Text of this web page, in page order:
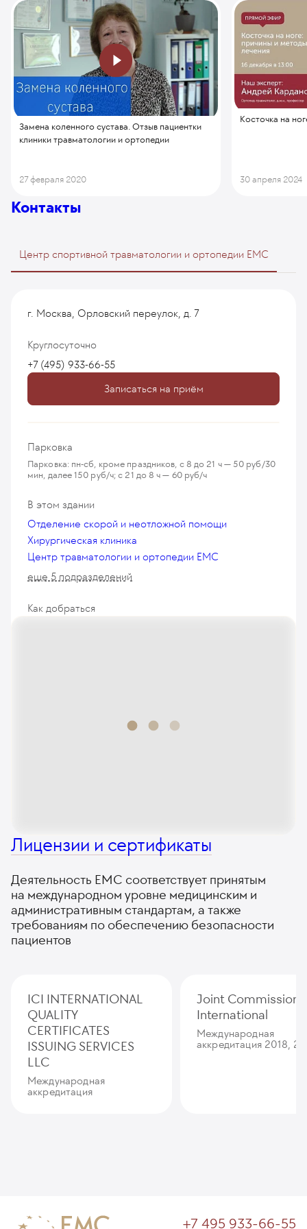
Замена коленного сустава. Отзыв пациентки
клиники травматологии и ортопедии
27 февраля 2020
Косточка на
30 апреля 2024
Контакты
Центр спортивной травматологии и ортопедии EMC
г. Москва, Орловский переулок, д. 7
Круглосуточно
+7 (495) 933-66-55
Записаться на приём
Парковка
Парковка: пн-сб, кроме праздников, с 8 до 21 ч — 50 руб/30
мин, далее 150 руб/ч; с 21 до 8 ч — 60 руб/ч
В этом здании
Отделение скорой и неотложной помощи
Хирургическая клиника
Центр травматологии и ортопедии EMC
еще 5 подразделений
Как добраться
Лицензии и сертификаты
Деятельность ЕМС соответствует принятым
на международном уровне медицинским и
административным стандартам, а также
требованиям по обеспечению безопасности
пациентов
ICI INTERNATIONAL
QUALITY
CERTIFICATES
ISSUING SERVICES
LLC
Международная
аккредитация
Joint Commission
International
Международная
аккредитация 2018,
+7 495 933-66-55